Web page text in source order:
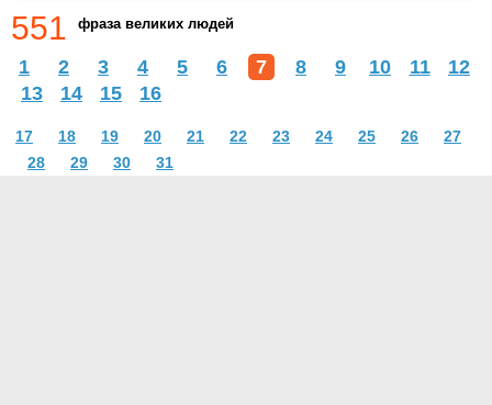
551 фраза великих людей
1 2 3 4 5 6 7 8 9 10 11
12
13
14 15 16
17 18 19 20 21 22 23 24 25 26
27
28
29 30 31